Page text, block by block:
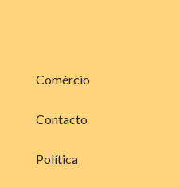
Comércio
Contacto
Política